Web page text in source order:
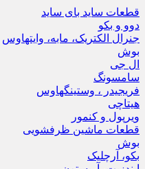
قطعات ساید بای ساید
دوو و بکو
جنرال الکتریک، مابه، وایتهاوس
بوش
ال جی
سامسونگ
فریجیدر ، وستینگهاوس
هیتاچی
ویرپول و کنمور
قطعات ماشین ظرفشویی
بوش
بکو، آرچلیک